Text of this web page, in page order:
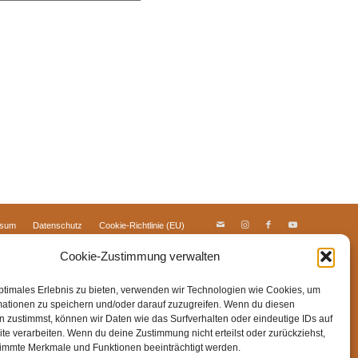
Cookie-Zustimmung verwalten
Erlebnis zu bieten, verwenden wir Technologien wie Cookies, um
zu speichern und/oder darauf zuzugreifen. Wenn du diesen
zustimmst, können wir Daten wie das Surfverhalten oder eindeutige IDs auf
verarbeiten. Wenn du deine Zustimmung nicht erteilst oder zurückziehst,
Merkmale und Funktionen beeinträchtigt werden.
Datenschutz Cookie-Richtlinie (EU)